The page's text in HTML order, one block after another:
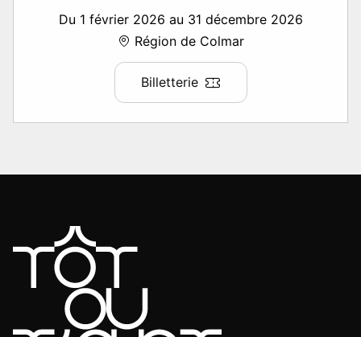
Du 1 février 2026 au 31 décembre 2026
Région de Colmar
Billetterie